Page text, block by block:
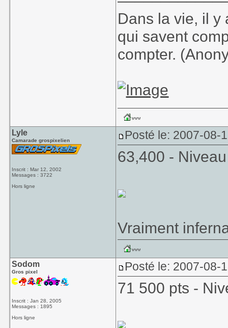
Dans la vie, il y
qui savent
compter.
Lyle
Camarade grospixelien
Inscrit : Mar 12, 2002
Messages : 3722
Hors ligne
Posté le: 2007-08-
63,400 -
Vraiment
Sodom
Gros pixel
Inscrit : Jan 28, 2005
Messages : 1895
Hors ligne
Posté le: 2007-08-
71 500 pts -